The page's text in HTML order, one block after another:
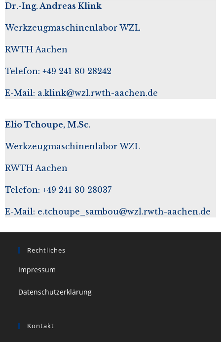
Dr.-Ing. Andreas Klink
Werkzeugmaschinenlabor WZL
RWTH Aachen
Telefon: +49 241 80 28242
E-Mail: a.klink@wzl.rwth-aachen.de
Elio Tchoupe, M.Sc.
Werkzeugmaschinenlabor WZL
RWTH Aachen
Telefon: +49 241 80 28037
E-Mail: e.tchoupe_sambou@wzl.rwth-aachen.de
Rechtliches
Impressum
Datenschutzerklärung
Kontakt